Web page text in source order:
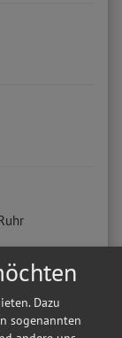
Dazu
sogenannten